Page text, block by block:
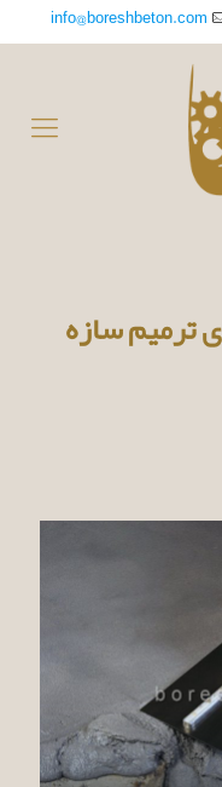
info@boreshbeton.com
ترمیم سازه